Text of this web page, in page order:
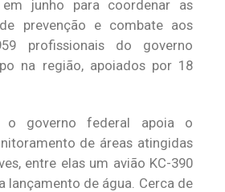
junho para coordenar as
prevenção e combate aos
profissionais do governo
na região, apoiados por 18
o governo federal apoia o
de áreas atingidas
entre elas um avião KC-390
lançamento de água. Cerca de